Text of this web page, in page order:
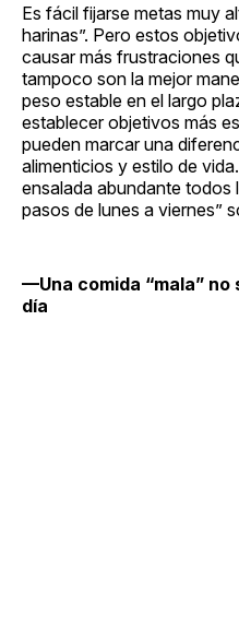
Es fácil fijarse metas muy
harinas”. Pero estos
causar más frustraciones
tampoco son la mejor
peso estable en el largo
establecer objetivos más
pueden marcar una
alimenticios y estilo de
ensalada abundante todos
pasos de lunes a viernes”
—Una comida “mala”
día